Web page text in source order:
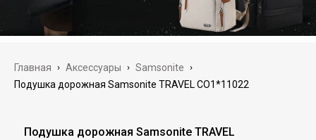
Главная › Аксессуары › Samsonite ›
Подушка дорожная Samsonite TRAVEL CO1*11022
Подушка дорожная Samsonite TRAVEL